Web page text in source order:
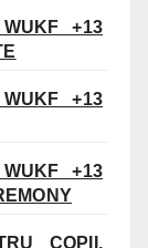
+13
+13
+13
COPII,